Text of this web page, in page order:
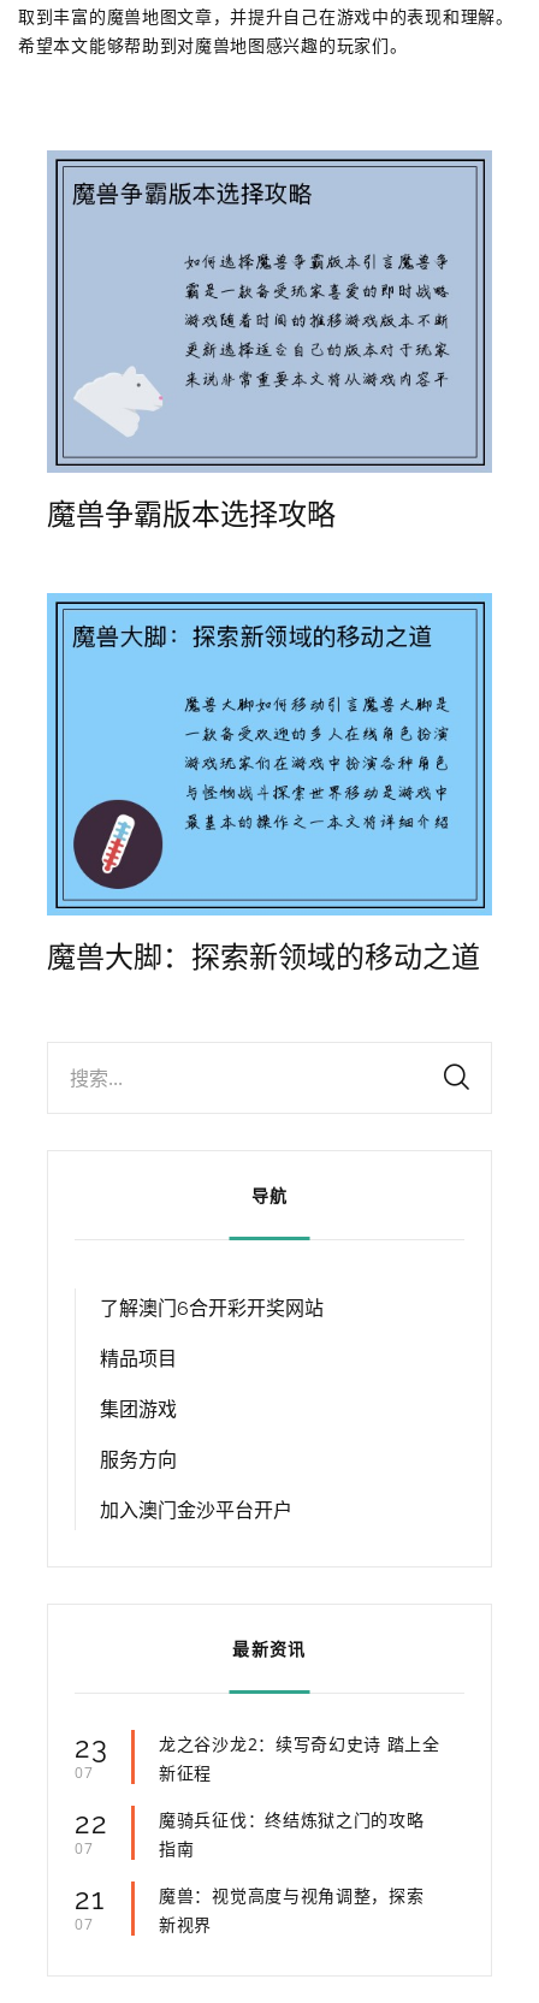
取到丰富的魔兽地图文章，并提升自己在游戏中的表现和理解。
希望本文能够帮助到对魔兽地图感兴趣的玩家们。
魔兽争霸版本选择攻略
魔兽大脚：探索新领域的移动之道
搜索...
导航
了解澳门6合开彩开奖网站
精品项目
集团游戏
服务方向
加入澳门金沙平台开户
最新资讯
23
07
龙之谷沙龙2：续写奇幻史诗 踏上全
新征程
22
07
魔骑兵征伐：终结炼狱之门的攻略
指南
21
07
魔兽：视觉高度与视角调整，探索
新视界